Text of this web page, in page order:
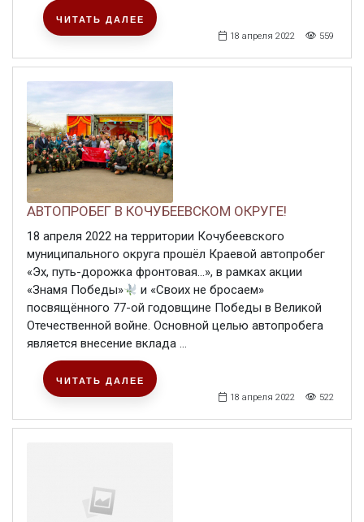
18 апреля 2022 559
ЧИТАТЬ ДАЛЕЕ
АВТОПРОБЕГ В КОЧУБЕЕВСКОМ ОКРУГЕ!
18 апреля 2022 на территории Кочубеевского
муниципального округа прошёл Краевой автопробег
«Эх, путь-дорожка фронтовая…», в рамках акции
«Знамя Победы»
и «Своих не бросаем»
посвящённого 77-ой годовщине Победы в Великой
Отечественной войне. Основной целью автопробега
является внесение вклада ...
18 апреля 2022 522
ЧИТАТЬ ДАЛЕЕ